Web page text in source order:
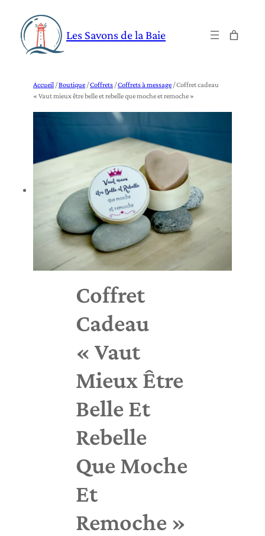
contenu
Les Savons de la Baie
Accueil /Boutique /Coffrets /Coffrets à message / Coffret cadeau
« Vaut mieux être belle et rebelle que moche et remoche »
Coffret
Cadeau
« Vaut
Mieux Être
Belle Et
Rebelle
Que Moche
Et
Remoche »